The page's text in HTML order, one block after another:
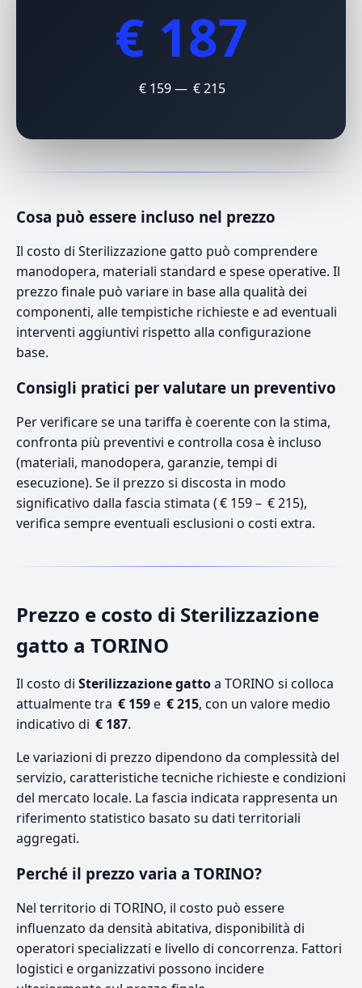
€ 187
€ 159 — € 215
Cosa può essere incluso nel prezzo
Il costo di Sterilizzazione gatto può comprendere
manodopera, materiali standard e spese operative. Il
prezzo finale può variare in base alla qualità dei
componenti, alle tempistiche richieste e ad eventuali
interventi aggiuntivi rispetto alla configurazione
base.
Consigli pratici per valutare un preventivo
Per verificare se una tariffa è coerente con la stima,
confronta più preventivi e controlla cosa è incluso
(materiali, manodopera, garanzie, tempi di
esecuzione). Se il prezzo si discosta in modo
significativo dalla fascia stimata ( € 159 – € 215),
verifica sempre eventuali esclusioni o costi extra.
Prezzo e costo di Sterilizzazione
gatto a TORINO
Il costo di Sterilizzazione gattoa TORINO si colloca
attualmente tra € 159e € 215, con un valore medio
indicativo di € 187.
Le variazioni di prezzo dipendono da complessità del
servizio, caratteristiche tecniche richieste e condizioni
del mercato locale. La fascia indicata rappresenta un
riferimento statistico basato su dati territoriali
aggregati.
Perché il prezzo varia a TORINO?
Nel territorio di TORINO, il costo può essere
influenzato da densità abitativa, disponibilità di
operatori specializzati e livello di concorrenza. Fattori
logistici e organizzativi possono incidere